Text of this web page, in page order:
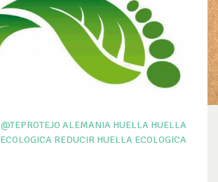
@TEPROTEJO ALEMANIA HUELLA HUELLA
ECOLOGICA REDUCIR HUELLA ECOLOGICA